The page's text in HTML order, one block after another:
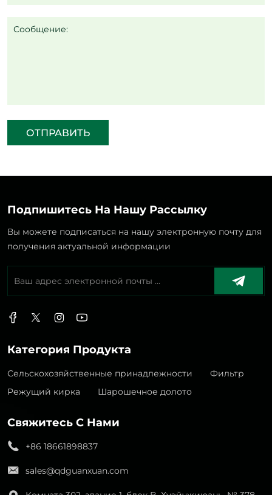
Сообщение:
ОТПРАВИТЬ
Подпишитесь На Нашу Рассылку
Вы можете подписаться на нашу электронную почту для
получения актуальной информации
Категория Продукта
Сельскохозяйственные принадлежности
Фильтр
Режущий кирка
Шарошечное долото
Свяжитесь С Нами
+86 18661898837
sales@qdguanxuan.com